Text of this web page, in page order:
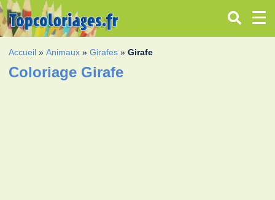
Accueil »Animaux »Girafes »Girafe
Coloriage Girafe